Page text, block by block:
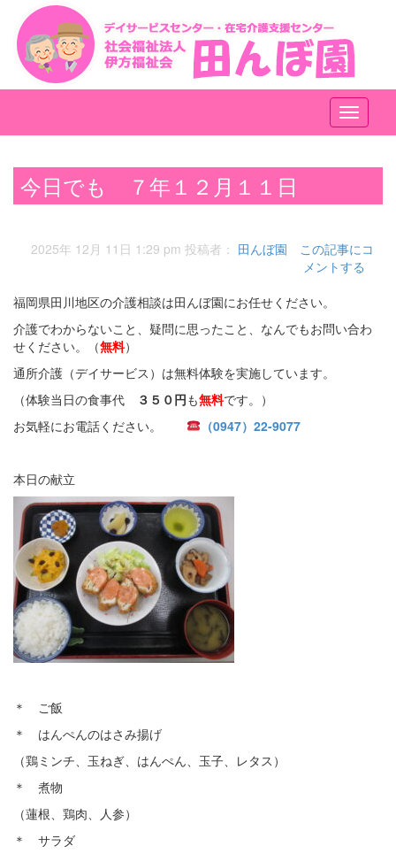
メ
ニ
ー
今日でも ７年１２月１１日
2025年 12月 11日 1:29 pm 投稿者： 田んぼ園
この記事にコ
メントする
福岡県田川地区の介護相談は田んぼ園にお任せください。
介護でわからないこと、疑問に思ったこと、なんでもお問い合わ
せください。（無料）
通所介護（デイサービス）は無料体験を実施しています。
（体験当日の食事代
３５０円も無料です。）
お気軽にお電話ください。
（0947）22-9077
本日の献立
＊ ご飯
＊ はんぺんのはさみ揚げ
（鶏ミンチ、玉ねぎ、はんぺん、玉子、レタス）
＊ 煮物
（蓮根、鶏肉、人参）
＊ サラダ